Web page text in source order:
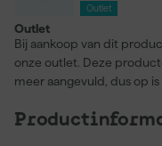
Outlet
Outlet
Bij aankoop van dit
onze outlet. Deze
meer aangevuld, dus op is